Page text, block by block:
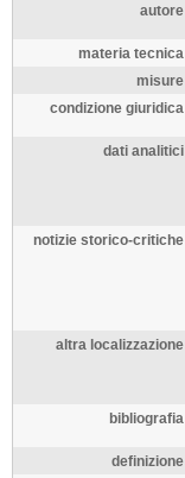
autore
materia tecnica
misure
condizione giuridica
dati analitici
notizie storico-critiche
altra localizzazione
bibliografia
definizione